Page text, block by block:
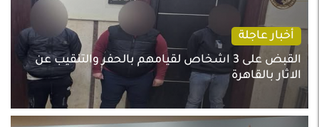
أخبار عاجلة
القبض على 3 اشخاص لقيامهم بالحفر والتنقيب عن
الاثار بالقاهرة